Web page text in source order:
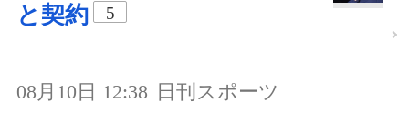
と契約
5
08月10日 12:38 日刊スポーツ